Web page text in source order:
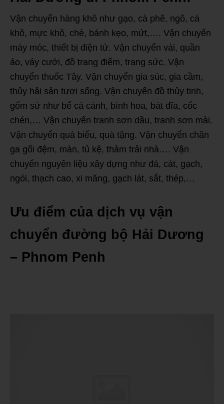
Vận chuyển hàng khô như gạo, cà phê, ngô, cá
khô, mực khô, chè, bánh kẹo, mứt,…. Vận chuyển
máy móc, thiết bị điện tử. Vận chuyển vải, quần
áo, váy cưới, đồ trang điểm, trang sức. Vận
chuyển thuốc Tây. Vận chuyển gia súc, gia cầm,
thủy hải sản tươi sống. Vận chuyển đồ thủy tinh,
gốm sứ như bể cá cảnh, bình hoa, bát đĩa, cốc
chén,… Vận chuyển tranh sơn dầu, tranh sơn mài.
Vận chuyển quà biếu, quà tặng. Vận chuyển chăn
ga gối đệm, màn, tủ kệ, thảm trải nhà…. Vận
chuyển nguyên liệu xây dựng như đá, cát, gạch,
ngói, thạch cao, xi măng, gạch lát, sắt, thép,…
Ưu điểm của dịch vụ vận
chuyển đường bộ Hải Dương
– Phnom Penh